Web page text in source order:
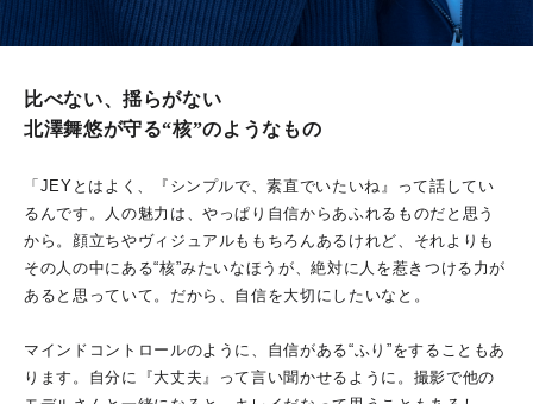
比べない、揺らがない
北澤舞悠が守る“核”のようなもの
「JEYとはよく、『シンプルで、素直でいたいね』って話してい
るんです。人の魅力は、やっぱり自信からあふれるものだと思う
から。顔立ちやヴィジュアルももちろんあるけれど、それよりも
その人の中にある“核”みたいなほうが、絶対に人を惹きつける力が
あると思っていて。だから、自信を大切にしたいなと。
マインドコントロールのように、自信がある“ふり”をすることもあ
ります。自分に『大丈夫』って言い聞かせるように。撮影で他の